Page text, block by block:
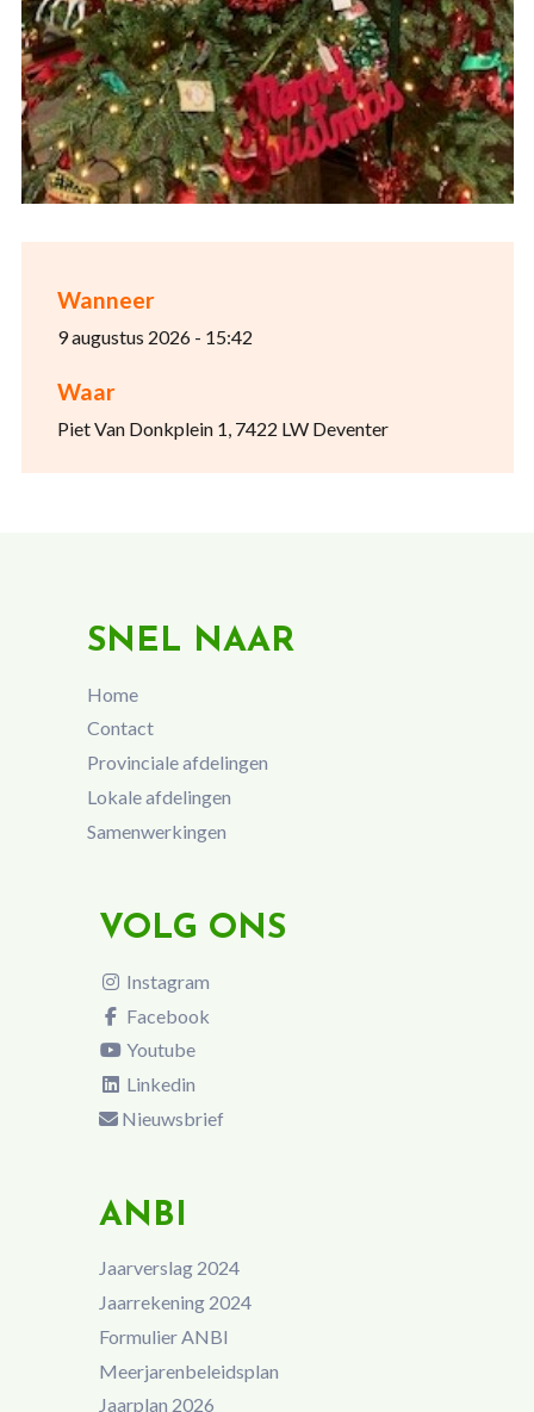
Wanneer
9 augustus 2026 - 15:42
Waar
Piet Van Donkplein 1, 7422 LW Deventer
SNEL NAAR
Home
Contact
Provinciale afdelingen
Lokale afdelingen
Samenwerkingen
VOLG ONS
Instagram
Facebook
Youtube
Linkedin
Nieuwsbrief
ANBI
Jaarverslag 2024
Jaarrekening 2024
Formulier ANBI
Meerjarenbeleidsplan
Jaarplan 2026